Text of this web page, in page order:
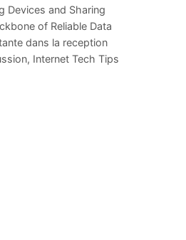
Devices and Sharing
of Reliable Data
dans la reception
Internet Tech Tips